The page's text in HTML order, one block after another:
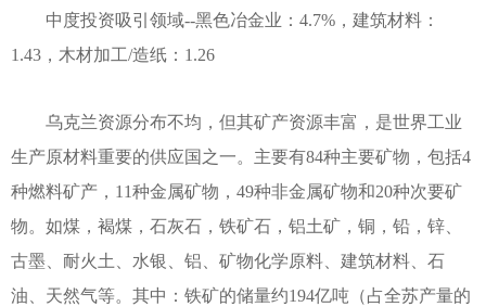
中度投资吸引领域--黑色冶金业：4.7%，建筑材料：
1.43，木材加工/造纸：1.26
乌克兰资源分布不均，但其矿产资源丰富，是世界工业
生产原材料重要的供应国之一。主要有84种主要矿物，包括4
种燃料矿产，11种金属矿物，49种非金属矿物和20种次要矿
物。如煤，褐煤，石灰石，铁矿石，铝土矿，铜，铅，锌、
古墨、耐火土、水银、铝、矿物化学原料、建筑材料、石
油、天然气等。其中：铁矿的储量约194亿吨（占全苏产量的